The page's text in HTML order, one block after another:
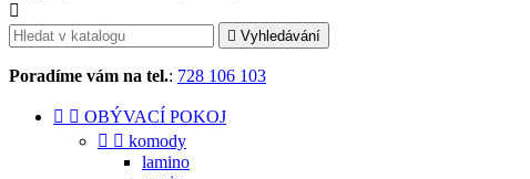

 Vyhledávání
Poradíme vám na tel.: 728 106 103
  OBÝVACÍ POKOJ
  komody
lamino